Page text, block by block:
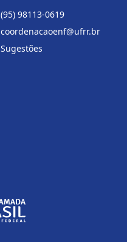
(95) 98113-0619
coordenacaoenf@ufrr.br
Sugestões